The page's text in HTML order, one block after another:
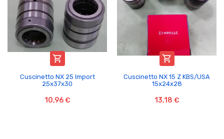

Cuscinetto NX 25 Import
25x37x30
10,96 €

Cuscinetto NX 15 Z KBS/USA
15x24x28
13,18 €